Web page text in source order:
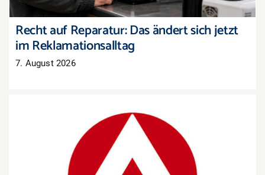
Recht auf Reparatur: Das ändert sich jetzt
im Reklamationsalltag
7. August 2026